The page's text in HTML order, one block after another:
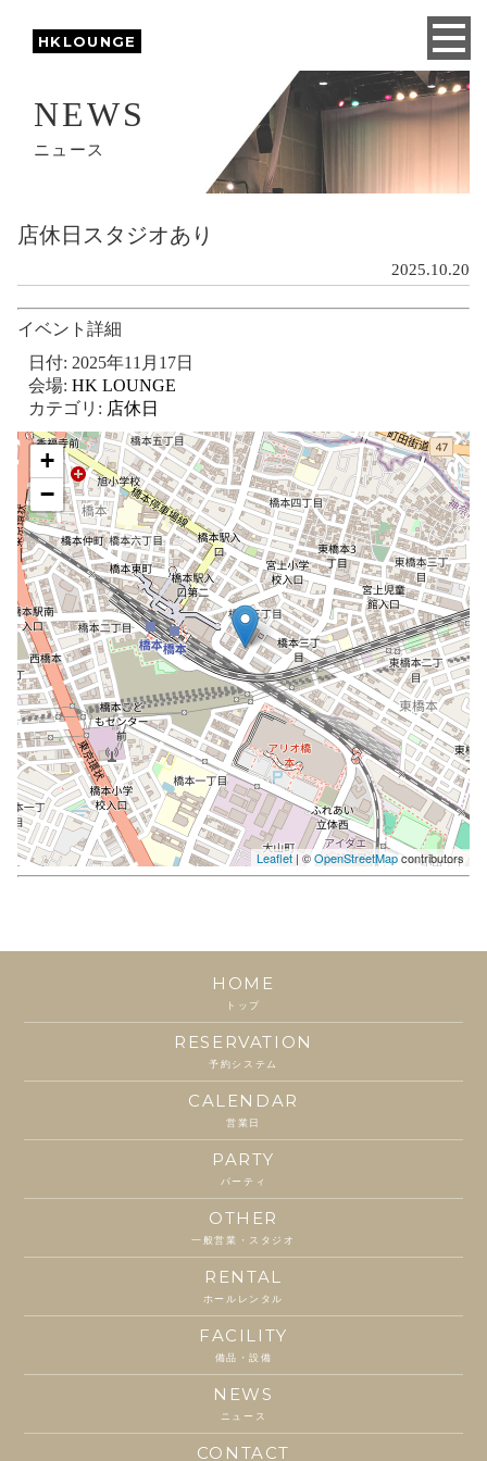
HKLOUNGE
NEWS
ニュース
店休日スタジオあり
2025.10.20
イベント詳細
日付: 2025年11月17日
会場: HK LOUNGE
カテゴリ: 店休日
+
−
Leaflet| ©OpenStreetMapcontributors
HOME
トップ
RESERVATION
予約システム
CALENDAR
営業日
PARTY
パーティ
OTHER
一般営業・スタジオ
RENTAL
ホールレンタル
FACILITY
備品・設備
NEWS
ニュース
CONTACT